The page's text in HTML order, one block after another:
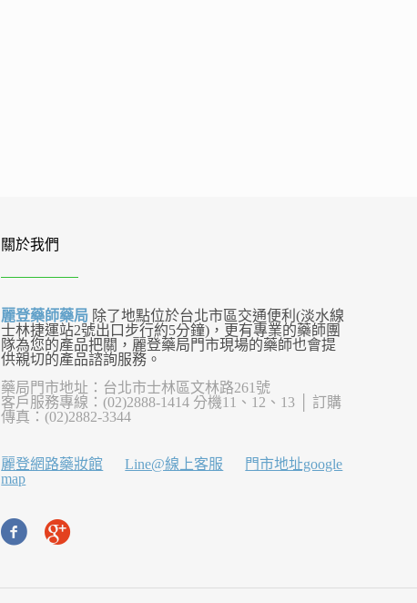
關於我們
麗登藥師藥局 除了地點位於台北市區交通便利(淡水線
士林捷運站2號出口步行約5分鐘)，更有專業的藥師團
隊為您的產品把關，麗登藥局門市現場的藥師也會提
供親切的產品諮詢服務。
藥局門市地址：台北市士林區文林路261號
客戶服務專線：(02)2888-1414 分機11、12、13 │ 訂購
傳真：(02)2882-3344
麗登網路藥妝館 Line@線上客服
門市地址google
map